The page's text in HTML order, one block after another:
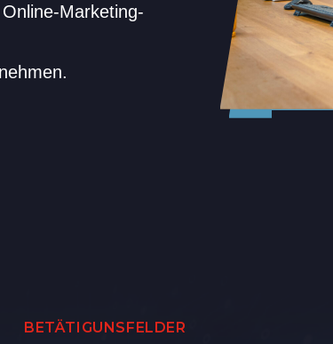
Marketing-
BETÄTIGUNSFELDER